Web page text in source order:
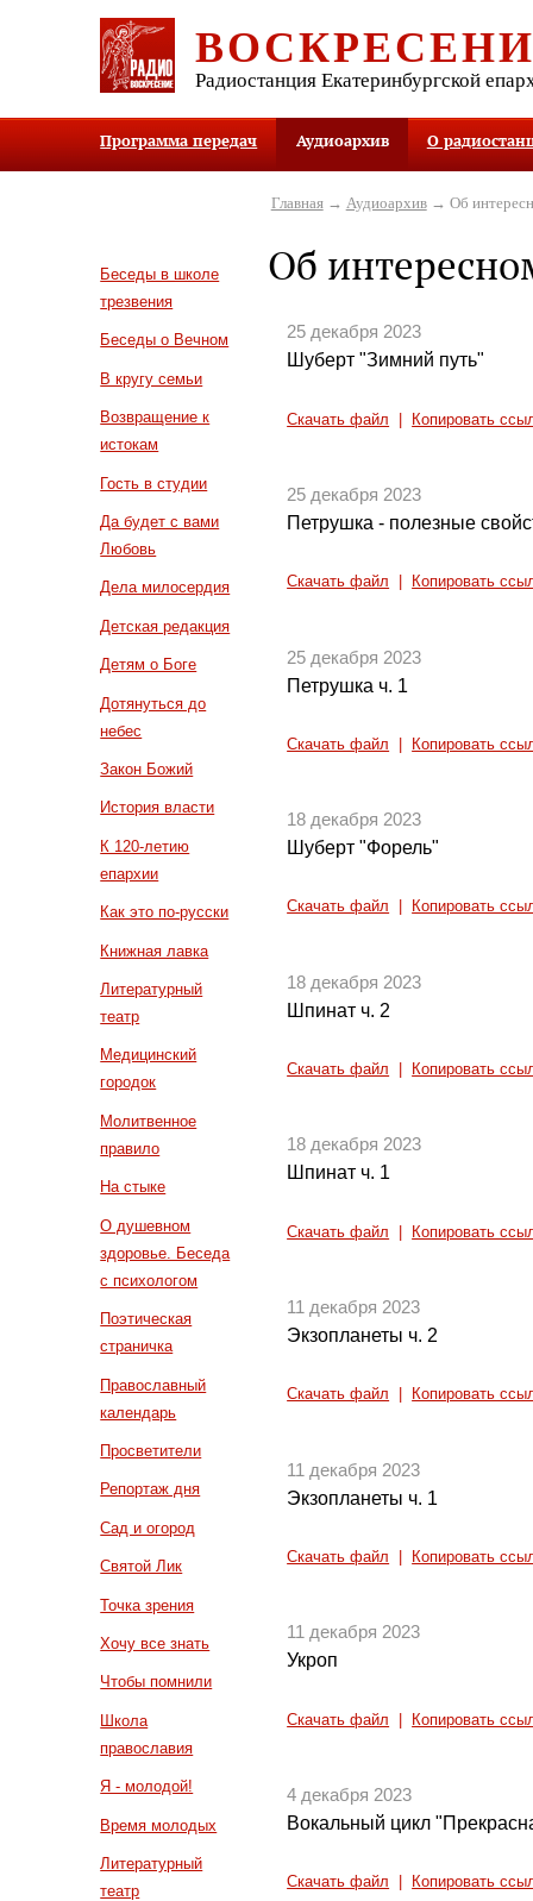
Радиостанция Екатеринбургской
Программа передач Аудиоархив О
Беседы в школе
трезвения
Беседы о Вечном
В кругу семьи
Возвращение к
истокам
Гость в студии
Да будет с вами
Любовь
Дела милосердия
Детская редакция
Детям о Боге
Дотянуться до
небес
Закон Божий
История власти
К 120-летию
епархии
Как это по-русски
Книжная лавка
Литературный
театр
Медицинский
городок
Молитвенное
правило
На стыке
О душевном
здоровье. Беседа
с психологом
Поэтическая
страничка
Православный
календарь
Просветители
Репортаж дня
Сад и огород
Святой Лик
Точка зрения
Хочу все знать
Чтобы помнили
Школа
православия
Я - молодой!
Время молодых
Литературный
театр
Главная→ Аудиоархив→ Об
Об
25 декабря 2023
Шуберт "Зимний путь"
Скачать файл Копировать
25 декабря 2023
Петрушка - полезные
Скачать файл Копировать
25 декабря 2023
Петрушка ч. 1
Скачать файл Копировать
18 декабря 2023
Шуберт "Форель"
Скачать файл Копировать
18 декабря 2023
Шпинат ч. 2
Скачать файл Копировать
18 декабря 2023
Шпинат ч. 1
Скачать файл Копировать
11 декабря 2023
Экзопланеты ч. 2
Скачать файл Копировать
11 декабря 2023
Экзопланеты ч. 1
Скачать файл Копировать
11 декабря 2023
Укроп
Скачать файл Копировать
4 декабря 2023
Вокальный цикл
Скачать файл Копировать